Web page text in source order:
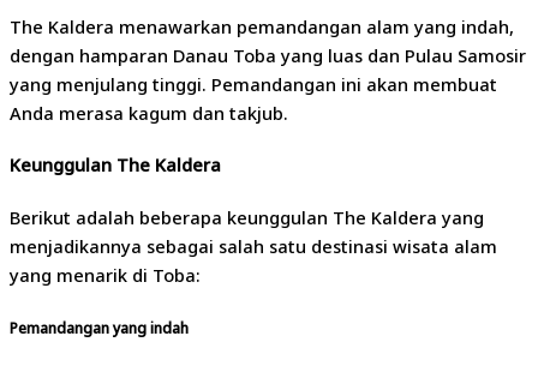
The Kaldera menawarkan pemandangan alam yang indah,
dengan hamparan Danau Toba yang luas dan Pulau Samosir
yang menjulang tinggi. Pemandangan ini akan membuat
Anda merasa kagum dan takjub.
Keunggulan The Kaldera
Berikut adalah beberapa keunggulan The Kaldera yang
menjadikannya sebagai salah satu destinasi wisata alam
yang menarik di Toba:
Pemandangan yang indah